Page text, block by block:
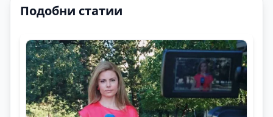
Подобни статии